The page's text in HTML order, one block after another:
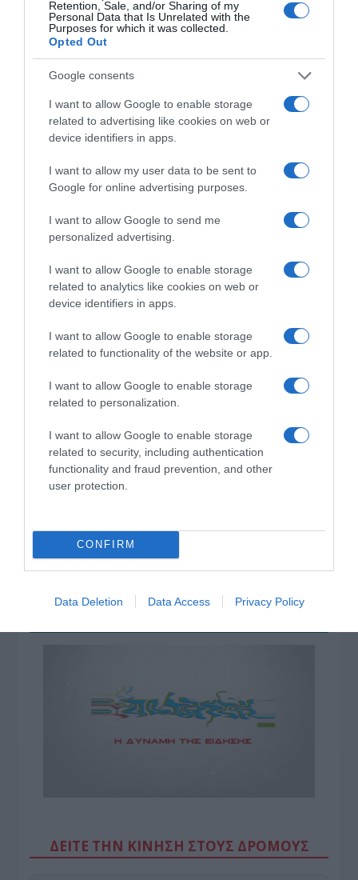
Retention, Sale, and/or Sharing of my
Personal Data that Is Unrelated with the
Purposes for which it was collected.
Opted Out
Google consents
I want to allow Google to enable storage
related to advertising like cookies on web or
device identifiers in apps.
I want to allow my user data to be sent to
Google for online advertising purposes.
I want to allow Google to send me
personalized advertising.
I want to allow Google to enable storage
related to analytics like cookies on web or
device identifiers in apps.
I want to allow Google to enable storage
related to functionality of the website or app.
I want to allow Google to enable storage
related to personalization.
I want to allow Google to enable storage
related to security, including authentication
functionality and fraud prevention, and other
user protection.
CONFIRM
Data Deletion Data Access Privacy Policy
της Ζωής μας
το ελληνικό καλοκαίρι και ένας
πολιτισμός που μας ενώνει κάθε μέρα.
ΌΣΑ ΧΡΕΙΆΖΕΣΑΙ
ΓΙΑ ΤΟ ΚΑΛΟΚΑΊΡΙ ΣΟΥ →
ΡΟΗ ΕΙΔΗΣΕΩΝ
ΤΟ ΠΑΡΟΝ: Ρυθμιστής ο Αντώνης Σαμαράς – Απειλή
Προβληματίζει το κύμα φυγής των συνταξιούχων
Αντίστροφη μέτρηση για το Μπέρμιγχαμ 2026:
Ιστορική ελληνική παρουσία στο Ευρωπαϊκό Στίβου
Τι πρέπει να κάνετε σε περίπτωση που σας τσιμπήσει
μωβ μέδουσα
Πώς να κάνετε «smart spending» στις φετινές σας
ΔΕΙΤΕ ΤΗΝ ΚΙΝΗΣΗ ΣΤΟΥΣ ΔΡΌΜΟΥΣ